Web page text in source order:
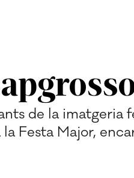
de la
Festa Major,